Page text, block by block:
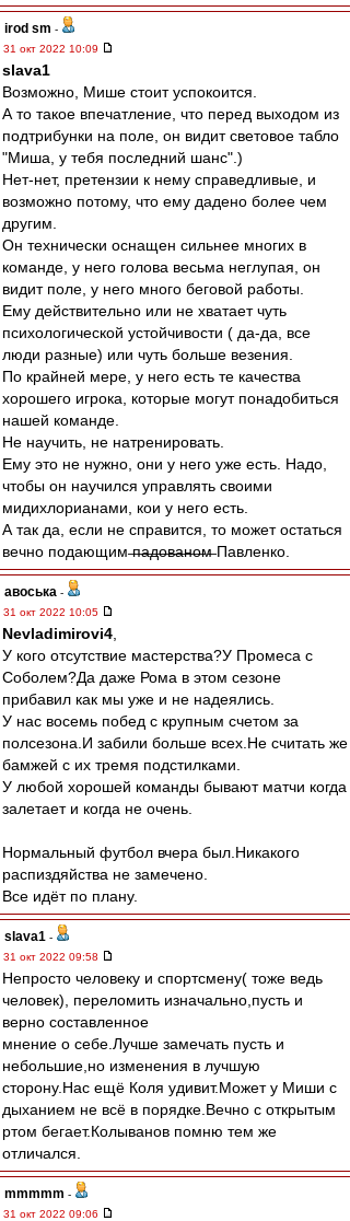
irod sm -
31 окт 2022 10:09
slava1
Возможно, Мише стоит успокоится.
А то такое впечатление, что перед выходом из
подтрибунки на поле, он видит световое табло
"Миша, у тебя последний шанс".)
Нет-нет, претензии к нему справедливые, и
возможно потому, что ему дадено более чем
другим.
Он технически оснащен сильнее многих в
команде, у него голова весьма неглупая, он
видит поле, у него много беговой работы.
Ему действительно или не хватает чуть
психологической устойчивости ( да-да, все
люди разные) или чуть больше везения.
По крайней мере, у него есть те качества
хорошего игрока, которые могут понадобиться
нашей команде.
Не научить, не натренировать.
Ему это не нужно, они у него уже есть. Надо,
чтобы он научился управлять своими
мидихлорианами, кои у него есть.
А так да, если не справится, то может остаться
вечно подающим ̶п̶а̶д̶о̶в̶а̶н̶о̶м̶ Павленко.
авоська -
31 окт 2022 10:05
Nevladimirovi4
У кого отсутствие мастерства?У Промеса с
Соболем?Да даже Рома в этом сезоне
прибавил как мы уже и не надеялись.
У нас восемь побед с крупным счетом за
полсезона.И забили больше всех.Не считать же
бамжей с их тремя подстилками.
У любой хорошей команды бывают матчи когда
залетает и когда не очень.
Нормальный футбол вчера был.Никакого
распиздяйства не замечено.
Все идёт по плану.
slava1 -
31 окт 2022 09:58
Непросто человеку и спортсмену( тоже ведь
человек), переломить изначально,пусть и
верно составленное
мнение о себе.Лучше замечать пусть и
небольшие,но изменения в лучшую
сторону.Нас ещё Коля удивит.Может у Миши с
дыханием не всё в порядке.Вечно с открытым
ртом бегает.Колыванов помню тем же
отличался.
mmmmm -
31 окт 2022 09:06